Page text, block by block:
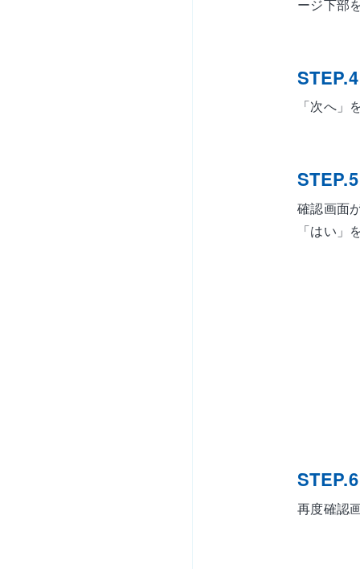
ージ下部
STEP.4
「次へ」
STEP.5
確認画面
「はい」
STEP.6
再度確認